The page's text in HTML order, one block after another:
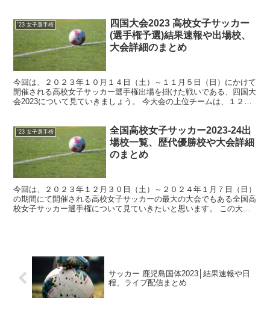
'23 女子選手権
四国大会2023 高校女子サッカー
(選手権予選)結果速報や出場校、
大会詳細のまとめ
今回は、２０２３年１０月１４日（土）～１１月５日（日）にかけて
開催される高校女子サッカー選手権出場を掛けた戦いである、四国大
会2023について見ていきましょう。 今大会の上位チームは、１２末
'23 女子選手権
全国高校女子サッカー2023-24出
場校一覧、歴代優勝校や大会詳細
のまとめ
今回は、２０２３年１２月３０日（土）～２０２４年１月７日（日）
の期間にて開催される高校女子サッカーの最大の大会でもある全国高
校女子サッカー選手権について見ていきたいと思います。 この大会
サッカー 鹿児島国体2023│結果速報や日
程、ライブ配信まとめ